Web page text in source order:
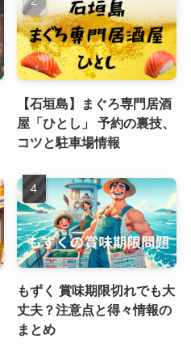
【石垣島】まぐろ専門居酒
屋「ひとし」 予約の裏技、
コツと駐車場情報
もずく 賞味期限切れでも大
丈夫？注意点と得々情報の
まとめ